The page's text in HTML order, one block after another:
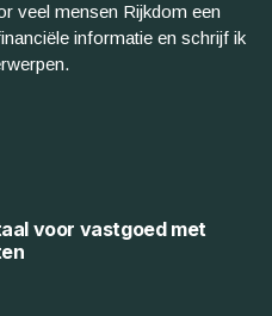
veel mensen Rijkdom een
informatie en schrijf ik
voor vastgoed met